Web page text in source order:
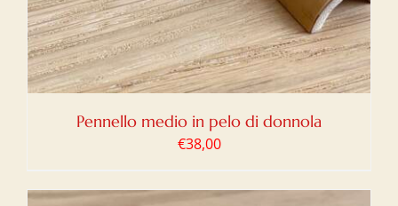
Pennello medio in pelo di donnola
€38,00